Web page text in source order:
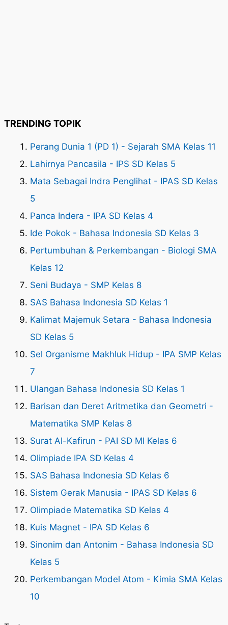
TRENDING TOPIK
Perang Dunia 1 (PD 1) - Sejarah SMA Kelas 11
Lahirnya Pancasila - IPS SD Kelas 5
Mata Sebagai Indra Penglihat - IPAS SD Kelas
5
Panca Indera - IPA SD Kelas 4
Ide Pokok - Bahasa Indonesia SD Kelas 3
Pertumbuhan & Perkembangan - Biologi SMA
Kelas 12
Seni Budaya - SMP Kelas 8
SAS Bahasa Indonesia SD Kelas 1
Kalimat Majemuk Setara - Bahasa Indonesia
SD Kelas 5
Sel Organisme Makhluk Hidup - IPA SMP Kelas
7
Ulangan Bahasa Indonesia SD Kelas 1
Barisan dan Deret Aritmetika dan Geometri -
Matematika SMP Kelas 8
Surat Al-Kafirun - PAI SD MI Kelas 6
Olimpiade IPA SD Kelas 4
SAS Bahasa Indonesia SD Kelas 6
Sistem Gerak Manusia - IPAS SD Kelas 6
Olimpiade Matematika SD Kelas 4
Kuis Magnet - IPA SD Kelas 6
Sinonim dan Antonim - Bahasa Indonesia SD
Kelas 5
Perkembangan Model Atom - Kimia SMA Kelas
10